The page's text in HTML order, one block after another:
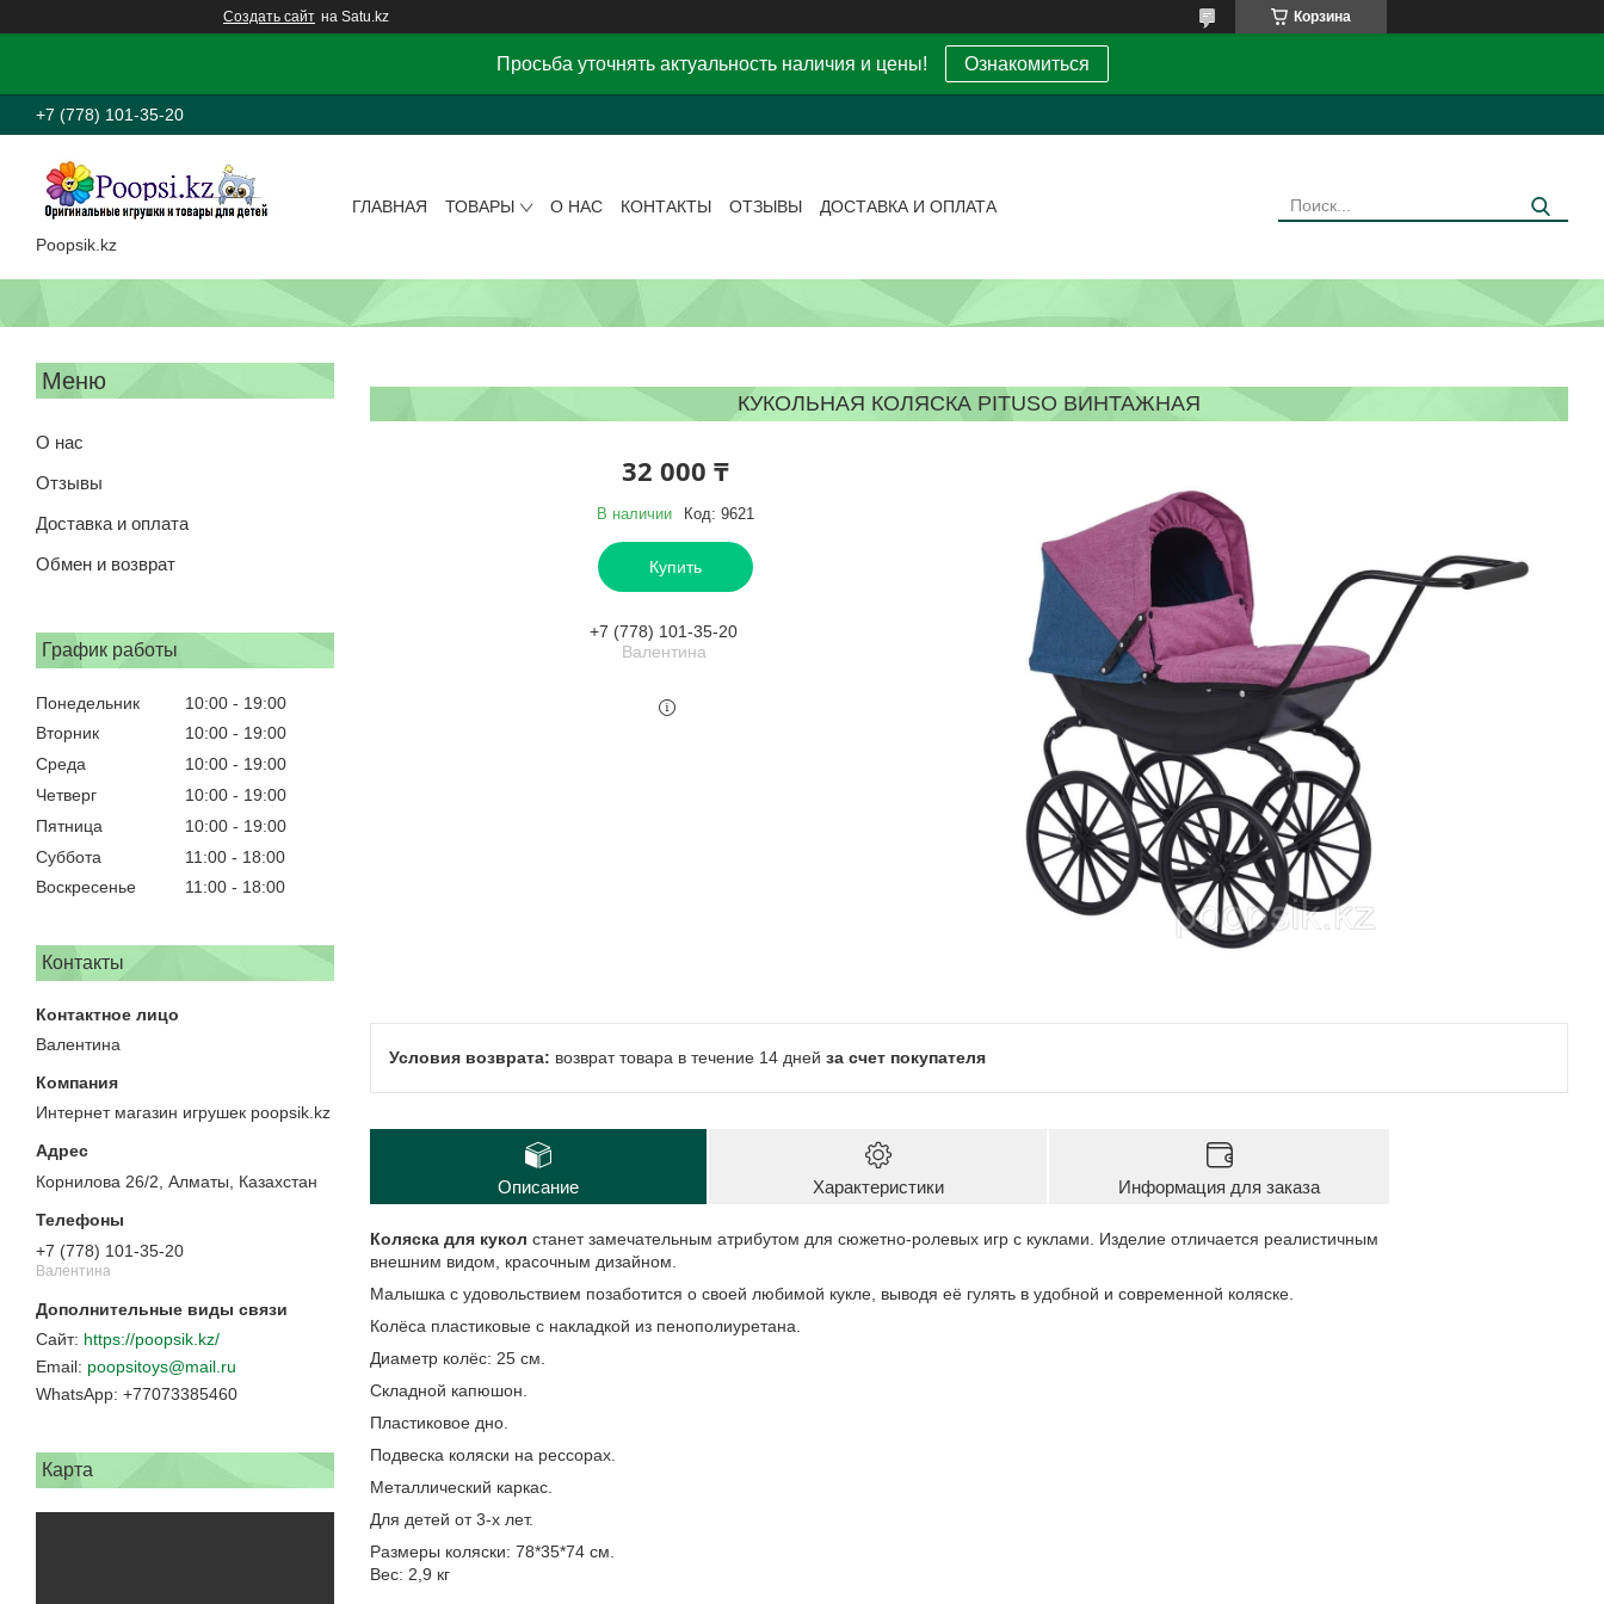
Создать сайт на Satu.kz Корзина
Просьба уточнять актуальность наличия и цены! Ознакомиться
+7 (778) 101-35-20
Poopsik.kz
ГЛАВНАЯ ТОВАРЫ О НАС КОНТАКТЫ ОТЗЫВЫ ДОСТАВКА И ОПЛАТА
О нас
Отзывы
Доставка и оплата
Обмен и возврат
График работы
Понедельник 10:00
19:00
Вторник
10:00
19:00
Среда
10:00
19:00
Четверг
10:00
19:00
Пятница
10:00
19:00
Суббота
11:00
18:00
Воскресенье
11:00 18:00
Контакты
Валентина
Интернет магазин игрушек poopsik.kz
Корнилова 26/2, Алматы, Казахстан
+7 (778) 101-35-20
Валентина
https://poopsik.kz/
poopsitoys@mail.ru
+77073385460
Карта
КУКОЛЬНАЯ КОЛЯСКА PITUSO ВИНТАЖНАЯ
32 000 ₸
В наличии Код: 9621
Купить
+7 (778) 101-35-20
Валентина
возврат товара в течение 14 дней за счет покупателя
Описание Характеристики Информация для заказа
Коляска для кукол станет замечательным атрибутом для сюжетно-ролевых игр с куклами. Изделие отличается реалистичным
внешним видом, красочным дизайном.
Малышка с удовольствием позаботится о своей любимой кукле, выводя её гулять в удобной и современной коляске.
Колёса пластиковые с накладкой из пенополиуретана.
Диаметр колёс: 25 см.
Складной капюшон.
Пластиковое дно.
Подвеска коляски на рессорах.
Металлический каркас.
Для детей от 3-х лет.
Размеры коляски: 78*35*74 см.
Вес: 2,9 кг